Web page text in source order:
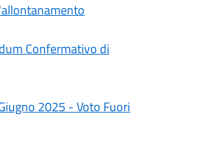
Confermativo di
2025 - Voto Fuori